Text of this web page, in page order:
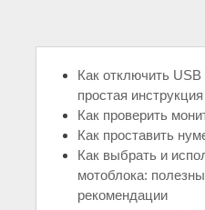
Как отключить
простая инструкция
Как проверить
Как проставить
Как выбрать и
мотоблока:
рекомендации